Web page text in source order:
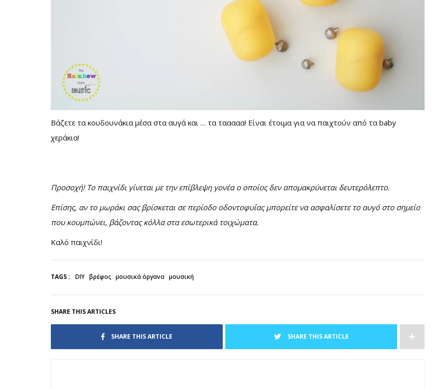
Βάζετε τα κουδουνάκια μέσα στα αυγά και … τα τααααα! Είναι έτοιμα για να παιχτούν από τα baby
χεράκια!
Προσοχή! Το παιχνίδι γίνεται με την επίβλεψη γονέα ο οποίος δεν απομακρύνεται δευτερόλεπτο.
Επίσης, αν το μωράκι σας βρίσκεται σε περίοδο οδοντοφυΐας μπορείτε να ασφαλίσετε το αυγό στο σημείο
που κουμπώνει, βάζοντας κόλλα στα εσωτερικά τοιχώματα.
Καλό παιχνίδι!
TAGS : DIY βρέφος μουσικά όργανα μουσική
SHARE THIS ARTICLES
SHARE THIS ARTICLE SHARE THIS ARTICLE